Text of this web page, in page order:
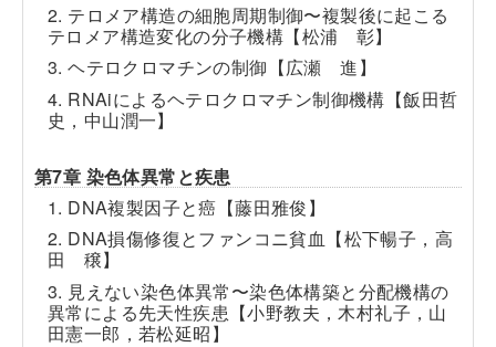
2. テロメア構造の細胞周期制御〜複製後に起こる
テロメア構造変化の分子機構【松浦 彰】
3. ヘテロクロマチンの制御【広瀬 進】
4. RNAiによるヘテロクロマチン制御機構【飯田哲
史，中山潤一】
第7章 染色体異常と疾患
1. DNA複製因子と癌【藤田雅俊】
2. DNA損傷修復とファンコニ貧血【松下暢子，高
田 穣】
3. 見えない染色体異常〜染色体構築と分配機構の
異常による先天性疾患【小野教夫，木村礼子，山
田憲一郎，若松延昭】